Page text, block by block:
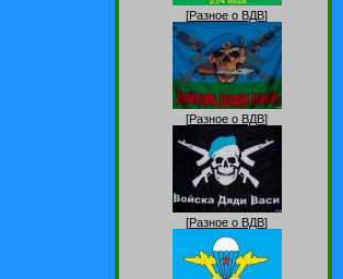
[Разное о ВДВ]
[Разное о ВДВ]
[Разное о ВДВ]